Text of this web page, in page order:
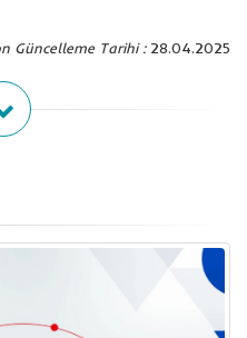
Güncelleme Tarihi :28.04.2025